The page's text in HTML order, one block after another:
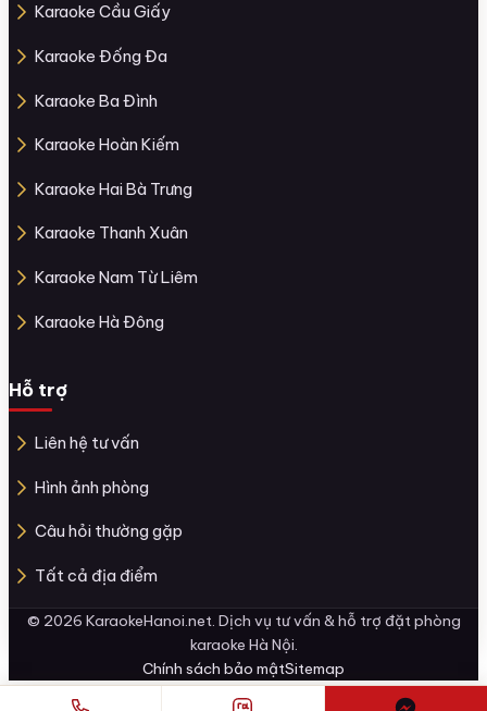
Karaoke Cầu Giấy
Karaoke Đống Đa
Karaoke Ba Đình
Karaoke Hoàn Kiếm
Karaoke Hai Bà Trưng
Karaoke Thanh Xuân
Karaoke Nam Từ Liêm
Karaoke Hà Đông
Hỗ trợ
Liên hệ tư vấn
Hình ảnh phòng
Câu hỏi thường gặp
Tất cả địa điểm
© 2026 KaraokeHanoi.net. Dịch vụ tư vấn & hỗ trợ đặt phòng
karaoke Hà Nội.
Chính sách bảo mậtSitemap